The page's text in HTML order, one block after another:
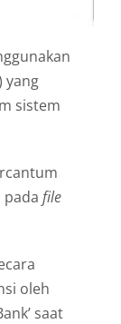
yang
sistem
file
oleh
saat